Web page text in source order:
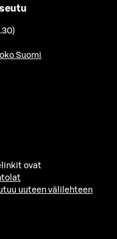
Suomi
ovat
uuteen välilehteen